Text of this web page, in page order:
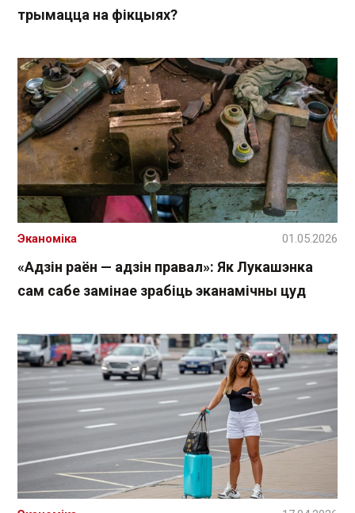
трымацца на фікцыях?
«Адзін раён — адзін правал»: Як Лукашэнка
сам сабе замінае зрабіць эканамічны цуд
Эканоміка 01.05.2026